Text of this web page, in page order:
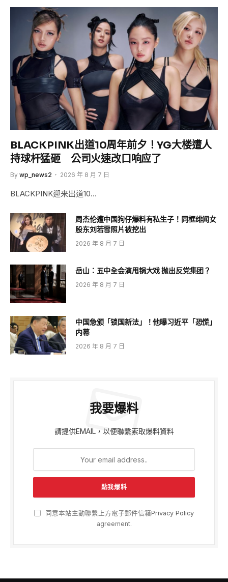
BLACKPINK出道10周年前夕！YG大楼遭人
持球杆猛砸 公司火速改口响应了
By wp_news2 2026 年 8 月 7 日
BLACKPINK迎来出道10…
周杰伦遭中国狗仔爆料有私生子！同框绯闻女
股东刘若雪照片被挖出
2026 年 8 月 7 日
岳山：五中全会演甩锅大戏 抛出反党集团？
2026 年 8 月 7 日
中国急颁「锁国新法」！他曝习近平「恐慌」
内幕
2026 年 8 月 7 日
我要爆料
請提供EMAIL，以便聯繫索取爆料資料
同意本站主動聯繫上方電子郵件信箱Privacy Policy
agreement.